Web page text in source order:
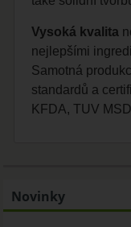
Vysoká kvalita
nejlepšími
Samotná
standardů a
KFDA, TUV
Novinky